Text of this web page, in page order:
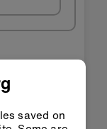
current step
saved on